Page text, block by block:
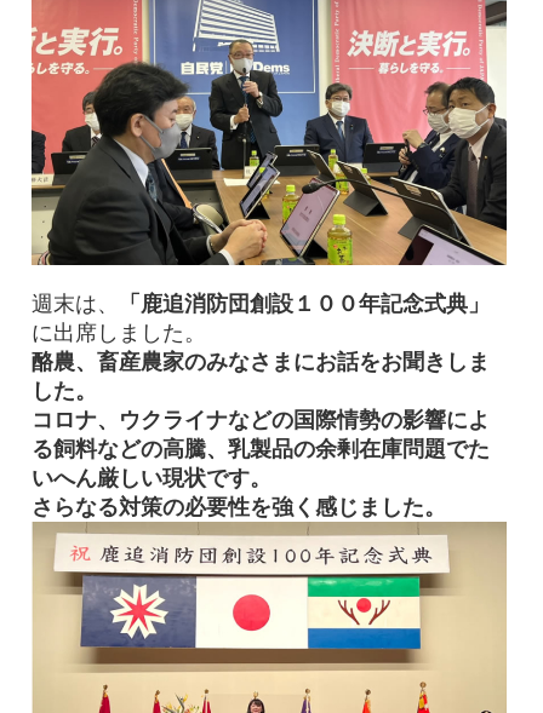
週末は、
「鹿追消防団創設１００年記念式典」
に出席しました。
酪農、畜産農家のみなさまにお話をお聞きしま
した。
コロナ、ウクライナなどの国際情勢の影響によ
る飼料などの高騰、乳製品の余剰在庫問題でた
いへん厳しい現状です。
さらなる対策の必要性を強く感じました。